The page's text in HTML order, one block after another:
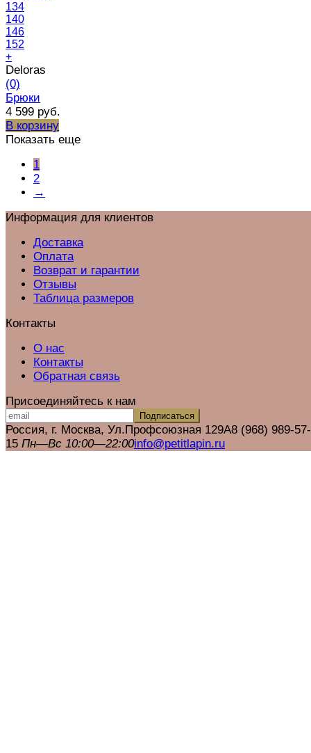
134
140
146
152
+
Deloras
(0)
Брюки
4 599 руб.
В корзину
Показать еще
1
2
→
Информация для клиентов
Доставка
Оплата
Возврат и гарантии
Отзывы
Таблица размеров
Контакты
О нас
Контакты
Обратная связь
Присоединяйтесь к нам
Подписаться
Россия, г. Москва, Ул.Профсоюзная 129А8 (968) 989-57-
15 Пн—Вс 10:00—22:00info@petitlapin.ru